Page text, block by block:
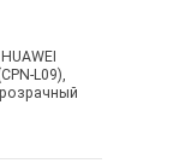
L09),